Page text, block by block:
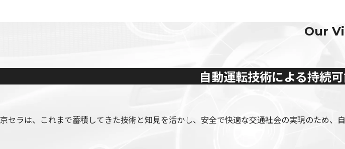
Our
自動運転技術による持続
京セラは、これまで蓄積してきた技術と知見を活かし、安全で快適な交通社会の実現のため、